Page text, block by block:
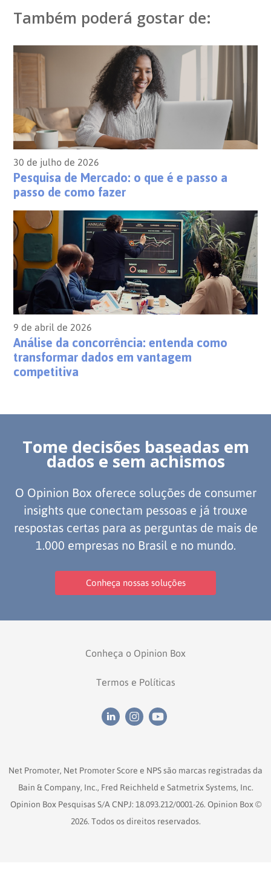
Também poderá gostar de:
30 de julho de 2026
Pesquisa de Mercado: o que é e passo a
passo de como fazer
9 de abril de 2026
Análise da concorrência: entenda como
transformar dados em vantagem
competitiva
Tome decisões baseadas em
dados e sem achismos
O Opinion Box oferece soluções de consumer
insights que conectam pessoas e já trouxe
respostas certas para as perguntas de mais de
1.000 empresas no Brasil e no mundo.
Conheça nossas soluções
Conheça o Opinion Box
Termos e Políticas
Net Promoter, Net Promoter Score e NPS são marcas registradas da
Bain & Company, Inc., Fred Reichheld e Satmetrix Systems, Inc.
Opinion Box Pesquisas S/A CNPJ: 18.093.212/0001-26. Opinion Box ©
2026. Todos os direitos reservados.